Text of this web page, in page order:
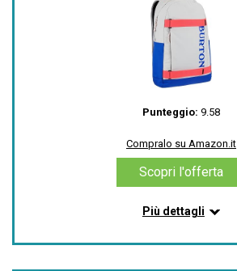
Punteggio: 9.58
Compralo su Amazon.it
Scopri l'offerta
Più dettagli